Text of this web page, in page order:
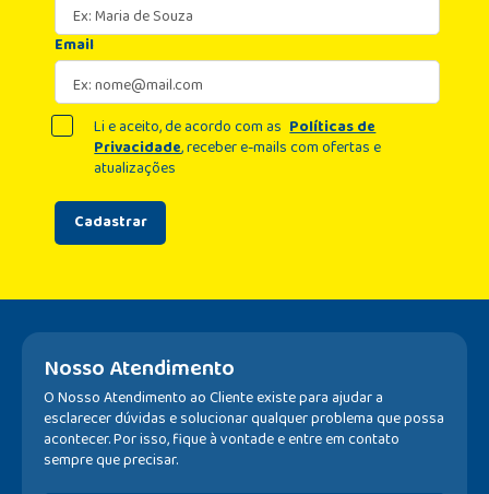
Email
Cadastrar
Li e aceito, de acordo com as Políticas de
Privacidade, receber e-mails com ofertas e
atualizações
Nosso Atendimento
O Nosso Atendimento ao Cliente existe para ajudar a
esclarecer dúvidas e solucionar qualquer problema que possa
acontecer. Por isso, fique à vontade e entre em contato
sempre que precisar.